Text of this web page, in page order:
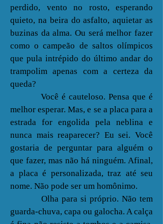
perdido, vento no rosto, esperando
quieto, na beira do asfalto, aquietar as
buzinas da alma. Ou será melhor fazer
como o campeão de saltos olímpicos
que pula intrépido do último andar do
trampolim apenas com a certeza da
queda?
Você é cauteloso. Pensa que é
melhor esperar. Mas, e se a placa para a
estrada for engolida pela neblina e
nunca mais reaparecer? Eu sei. Você
gostaria de perguntar para alguém o
que fazer, mas não há ninguém. Afinal,
a placa é personalizada, traz até seu
nome. Não pode ser um homônimo.
Olha para si próprio. Não tem
guarda-chuva, capa ou galocha. A calça